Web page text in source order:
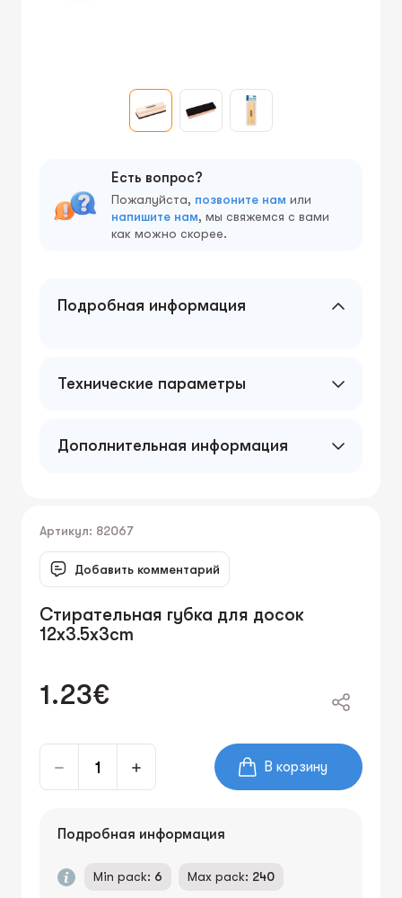
Есть вопрос?
Пожалуйста, позвоните нам или
напишите нам, мы свяжемся с вами
как можно скорее.
Подробная информация
Технические параметры
Дополнительная информация
Артикул: 82067
Добавить комментарий
Стирательная губка для досок
12x3.5x3cm
1.23€
В корзину
Подробная информация
Min pack: 6 Max pack: 240